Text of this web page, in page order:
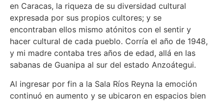
en Caracas, la riqueza de su diversidad cultural
expresada por sus propios cultores; y se
encontraban ellos mismo atónitos con el sentir y
hacer cultural de cada pueblo. Corría el año de 1948,
y mi madre contaba tres años de edad, allá en las
sabanas de Guanipa al sur del estado Anzoátegui.
Al ingresar por fin a la Sala Ríos Reyna la emoción
continuó en aumento y se ubicaron en espacios bien